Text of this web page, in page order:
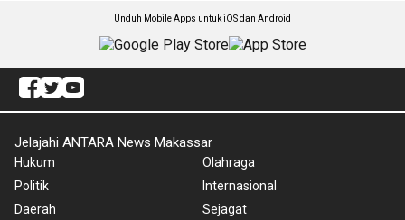
Unduh Mobile Apps untuk iOS dan Android
Jelajahi ANTARA News Makassar
Hukum
Politik
Daerah
Olahraga
Internasional
Sejagat